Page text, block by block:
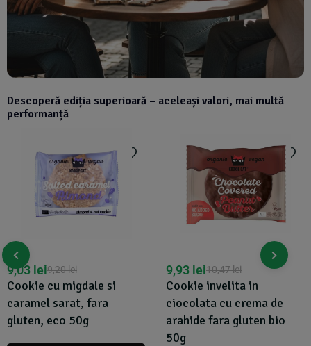
Descoperă ediția superioară – aceleași valori, mai multă
performanță
Cookie cu migdale si
caramel sarat, fara
gluten, eco 50g
9,20lei
9,03 lei
Cookie invelita in
ciocolata cu crema de
arahide fara gluten bio
50g
10,47lei
9,93 lei